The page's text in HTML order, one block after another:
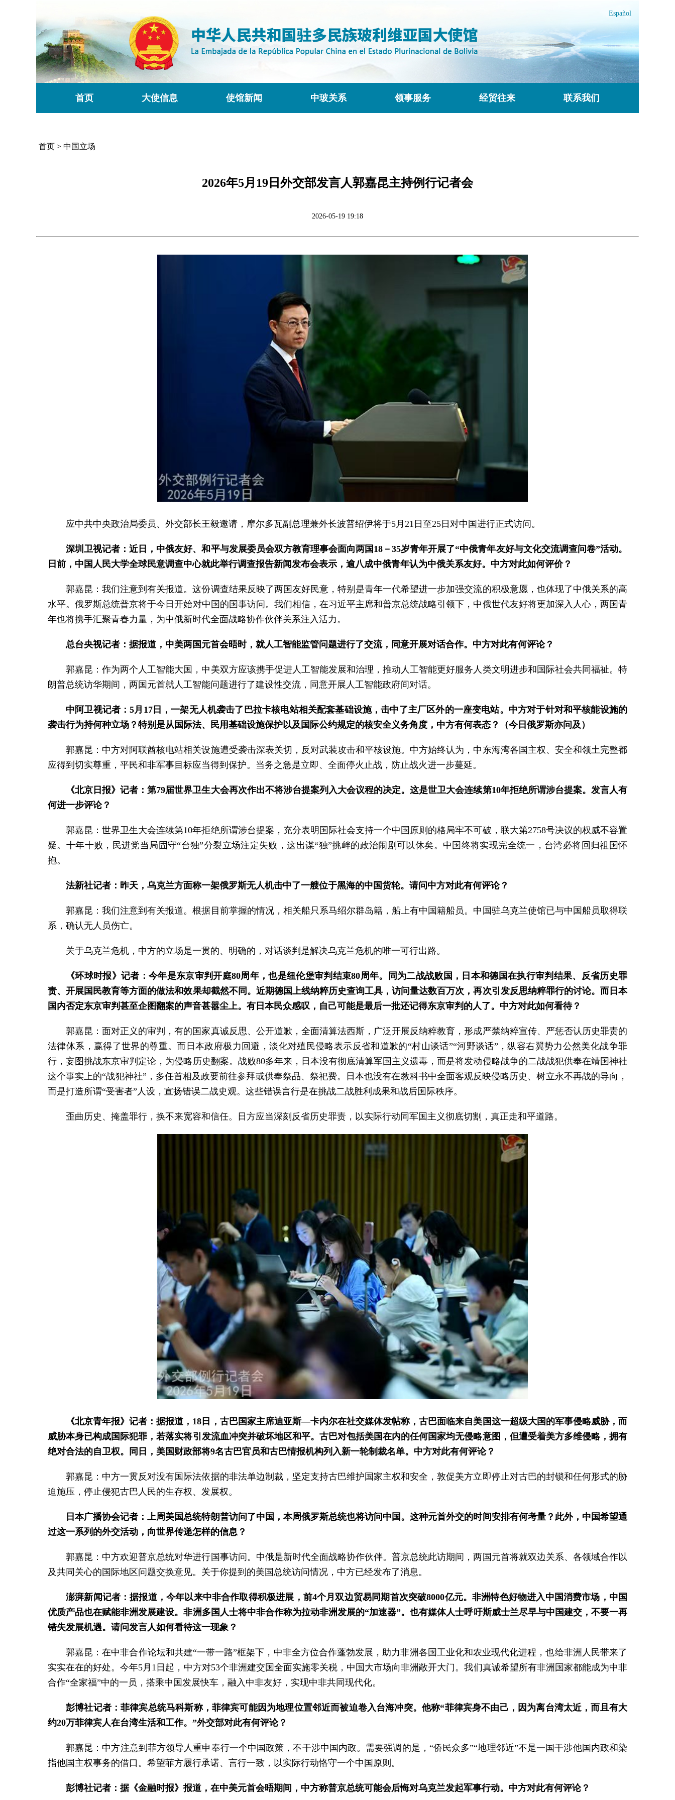
Español
首页 大使信息 使馆新闻 中玻关系 领事服务 经贸往来 联系我们
首页 > 中国立场
2026年5月19日外交部发言人郭嘉昆主持例行记者会
2026-05-19 19:18
应中共中央政治局委员、外交部长王毅邀请，摩尔多瓦副总理兼外长波普绍伊将于5月21日至25日对中国进行正式访问。
深圳卫视记者：近日，中俄友好、和平与发展委员会双方教育理事会面向两国18－35岁青年开展了“中俄青年友好与文化交流调查问卷”活动。
日前，中国人民大学全球民意调查中心就此举行调查报告新闻发布会表示，逾八成中俄青年认为中俄关系友好。中方对此如何评价？
郭嘉昆：我们注意到有关报道。这份调查结果反映了两国友好民意，特别是青年一代希望进一步加强交流的积极意愿，也体现了中俄关系的高
水平。俄罗斯总统普京将于今日开始对中国的国事访问。我们相信，在习近平主席和普京总统战略引领下，中俄世代友好将更加深入人心，两国青
年也将携手汇聚青春力量，为中俄新时代全面战略协作伙伴关系注入活力。
总台央视记者：据报道，中美两国元首会晤时，就人工智能监管问题进行了交流，同意开展对话合作。中方对此有何评论？
郭嘉昆：作为两个人工智能大国，中美双方应该携手促进人工智能发展和治理，推动人工智能更好服务人类文明进步和国际社会共同福祉。特
朗普总统访华期间，两国元首就人工智能问题进行了建设性交流，同意开展人工智能政府间对话。
中阿卫视记者：5月17日，一架无人机袭击了巴拉卡核电站相关配套基础设施，击中了主厂区外的一座变电站。中方对于针对和平核能设施的
袭击行为持何种立场？特别是从国际法、民用基础设施保护以及国际公约规定的核安全义务角度，中方有何表态？（今日俄罗斯亦问及）
郭嘉昆：中方对阿联酋核电站相关设施遭受袭击深表关切，反对武装攻击和平核设施。中方始终认为，中东海湾各国主权、安全和领土完整都
应得到切实尊重，平民和非军事目标应当得到保护。当务之急是立即、全面停火止战，防止战火进一步蔓延。
《北京日报》记者：第79届世界卫生大会再次作出不将涉台提案列入大会议程的决定。这是世卫大会连续第10年拒绝所谓涉台提案。发言人有
何进一步评论？
郭嘉昆：世界卫生大会连续第10年拒绝所谓涉台提案，充分表明国际社会支持一个中国原则的格局牢不可破，联大第2758号决议的权威不容置
疑。十年十败，民进党当局固守“台独”分裂立场注定失败，这出谋“独”挑衅的政治闹剧可以休矣。中国终将实现完全统一，台湾必将回归祖国怀
抱。
法新社记者：昨天，乌克兰方面称一架俄罗斯无人机击中了一艘位于黑海的中国货轮。请问中方对此有何评论？
郭嘉昆：我们注意到有关报道。根据目前掌握的情况，相关船只系马绍尔群岛籍，船上有中国籍船员。中国驻乌克兰使馆已与中国船员取得联
系，确认无人员伤亡。
关于乌克兰危机，中方的立场是一贯的、明确的，对话谈判是解决乌克兰危机的唯一可行出路。
《环球时报》记者：今年是东京审判开庭80周年，也是纽伦堡审判结束80周年。同为二战战败国，日本和德国在执行审判结果、反省历史罪
责、开展国民教育等方面的做法和效果却截然不同。近期德国上线纳粹历史查询工具，访问量达数百万次，再次引发反思纳粹罪行的讨论。而日本
国内否定东京审判甚至企图翻案的声音甚嚣尘上。有日本民众感叹，自己可能是最后一批还记得东京审判的人了。中方对此如何看待？
郭嘉昆：面对正义的审判，有的国家真诚反思、公开道歉，全面清算法西斯，广泛开展反纳粹教育，形成严禁纳粹宣传、严惩否认历史罪责的
法律体系，赢得了世界的尊重。而日本政府极力回避，淡化对殖民侵略表示反省和道歉的“村山谈话”“河野谈话”，纵容右翼势力公然美化战争罪
行，妄图挑战东京审判定论，为侵略历史翻案。战败80多年来，日本没有彻底清算军国主义遗毒，而是将发动侵略战争的二战战犯供奉在靖国神社
这个事实上的“战犯神社”，多任首相及政要前往参拜或供奉祭品、祭祀费。日本也没有在教科书中全面客观反映侵略历史、树立永不再战的导向，
而是打造所谓“受害者”人设，宣扬错误二战史观。这些错误言行是在挑战二战胜利成果和战后国际秩序。
歪曲历史、掩盖罪行，换不来宽容和信任。日方应当深刻反省历史罪责，以实际行动同军国主义彻底切割，真正走和平道路。
《北京青年报》记者：据报道，18日，古巴国家主席迪亚斯—卡内尔在社交媒体发帖称，古巴面临来自美国这一超级大国的军事侵略威胁，而
威胁本身已构成国际犯罪，若落实将引发流血冲突并破坏地区和平。古巴对包括美国在内的任何国家均无侵略意图，但遭受着美方多维侵略，拥有
绝对合法的自卫权。同日，美国财政部将9名古巴官员和古巴情报机构列入新一轮制裁名单。中方对此有何评论？
郭嘉昆：中方一贯反对没有国际法依据的非法单边制裁，坚定支持古巴维护国家主权和安全，敦促美方立即停止对古巴的封锁和任何形式的胁
迫施压，停止侵犯古巴人民的生存权、发展权。
日本广播协会记者：上周美国总统特朗普访问了中国，本周俄罗斯总统也将访问中国。这种元首外交的时间安排有何考量？此外，中国希望通
过这一系列的外交活动，向世界传递怎样的信息？
郭嘉昆：中方欢迎普京总统对华进行国事访问。中俄是新时代全面战略协作伙伴。普京总统此访期间，两国元首将就双边关系、各领域合作以
及共同关心的国际地区问题交换意见。关于你提到的美国总统访问情况，中方已经发布了消息。
澎湃新闻记者：据报道，今年以来中非合作取得积极进展，前4个月双边贸易同期首次突破8000亿元。非洲特色好物进入中国消费市场，中国
优质产品也在赋能非洲发展建设。非洲多国人士将中非合作称为拉动非洲发展的“加速器”。也有媒体人士呼吁斯威士兰尽早与中国建交，不要一再
错失发展机遇。请问发言人如何看待这一现象？
郭嘉昆：在中非合作论坛和共建“一带一路”框架下，中非全方位合作蓬勃发展，助力非洲各国工业化和农业现代化进程，也给非洲人民带来了
实实在在的好处。今年5月1日起，中方对53个非洲建交国全面实施零关税，中国大市场向非洲敞开大门。我们真诚希望所有非洲国家都能成为中非
合作“全家福”中的一员，搭乘中国发展快车，融入中非友好，实现中非共同现代化。
彭博社记者：菲律宾总统马科斯称，菲律宾可能因为地理位置邻近而被迫卷入台海冲突。他称“菲律宾身不由己，因为离台湾太近，而且有大
约20万菲律宾人在台湾生活和工作。”外交部对此有何评论？
郭嘉昆：中方注意到菲方领导人重申奉行一个中国政策，不干涉中国内政。需要强调的是，“侨民众多”“地理邻近”不是一国干涉他国内政和染
指他国主权事务的借口。希望菲方履行承诺、言行一致，以实际行动恪守一个中国原则。
彭博社记者：据《金融时报》报道，在中美元首会晤期间，中方称普京总统可能会后悔对乌克兰发起军事行动。中方对此有何评论？